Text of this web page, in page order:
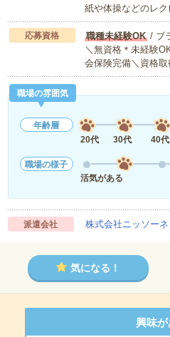
紙や体操などのレ
応募資格 職種未経験OK/ ブ
＼無資格＊未経験
会保険完備＼資格
職場の雰囲気
年齢層
20代
30代 40代
職場の様子
活気がある
派遣会社 株式会社ニッソーネ
気になる！
興味